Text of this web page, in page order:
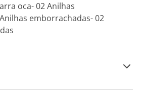
oca- 02 Anilhas
emborrachadas- 02